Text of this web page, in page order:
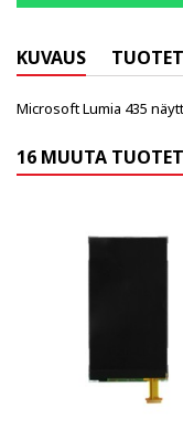
KUVAUS
Microsoft Lumia 435
16 MUUTA